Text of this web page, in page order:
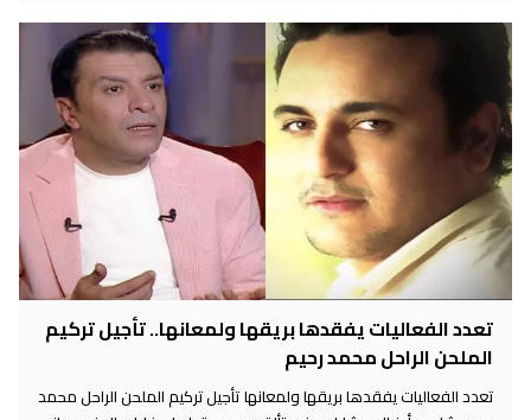
تعدد الفعاليات يفقدها بريقها ولمعانها.. تأجيل تركيم
الملحن الراحل محمد رحيم
تعدد الفعاليات يفقدها بريقها ولمعانها تأجيل تركيم الملحن الراحل محمد